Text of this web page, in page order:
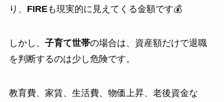
り、 FIREも現実的に見えてくる金額です💰
しかし、 子育て世帯の場合は、資産額だけで退職
を判断するのは少し危険です。
教育費、家賃、生活費、物価上昇、老後資金な